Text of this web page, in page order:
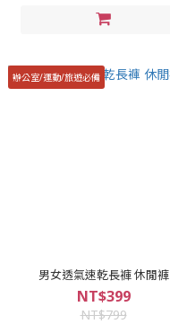
辦公室/運動/旅遊必備
男女透氣速乾長褲 休閒褲
NT$399
NT$799